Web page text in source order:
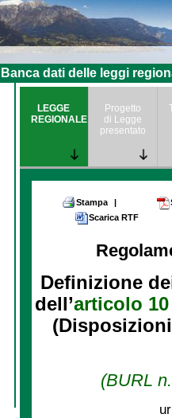
Banca dati delle leggi
LEGGE
REGIONALE
Progetto
di Legge
presentato
Stampa |
Scarica RTF
Definizione
dell’articolo
(BURL